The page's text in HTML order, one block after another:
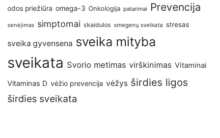
odos priežiūra omega-3 Onkologija patarimai Prevencija
senėjimas simptomai skaidulos smegenų sveikata stresas
sveika gyvensena sveika mityba
sveikata Svorio metimas virškinimas Vitaminai
Vitaminas D vėžio prevencija vėžys širdies ligos
širdies sveikata